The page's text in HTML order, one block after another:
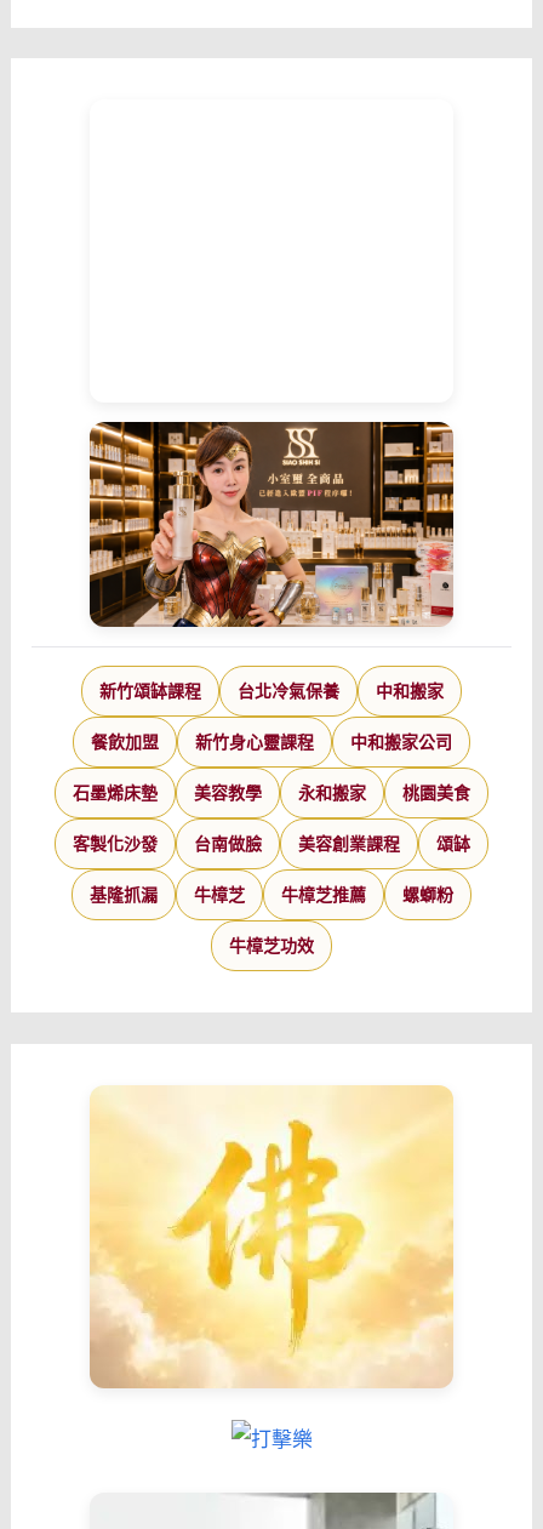
新竹頌缽課程 台北冷氣保養 中和搬家
餐飲加盟 新竹身心靈課程 中和搬家公司
石墨烯床墊 美容教學 永和搬家 桃園美食
客製化沙發 台南做臉 美容創業課程 頌缽
基隆抓漏 牛樟芝 牛樟芝推薦 螺螄粉
牛樟芝功效